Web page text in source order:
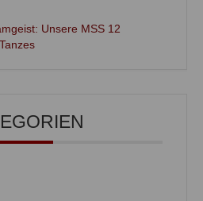
Unsere MSS 12